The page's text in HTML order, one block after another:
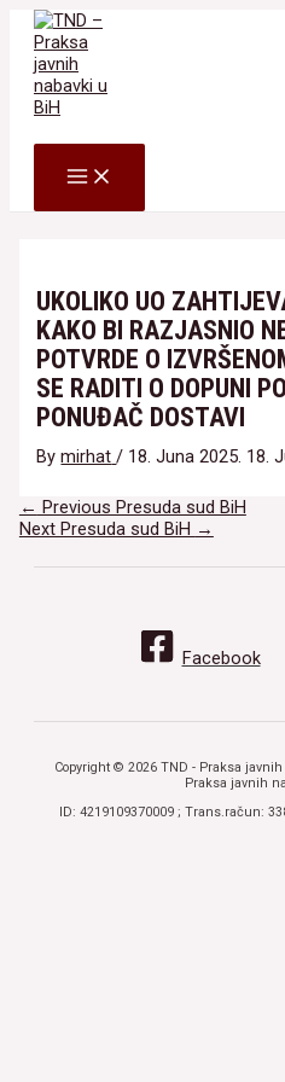
Skip
content
MAIN
MENU
UKOLIKO UO
KAKO BI RAZJASNIO
POTVRDE O
SE RADITI O DOPUNI
PONUĐAČ DOSTAVI
Bymirhat / 18. Juna 2025. 18.
Navigacija
članaka
← Previous Presuda sud BiH
Next Presuda sud BiH →
Facebook
Copyright © 2026 TND - Praksa
Praksa javnih
ID: 4219109370009 ; Trans.račun: